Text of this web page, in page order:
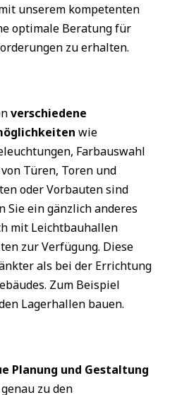
unserem kompetenten
optimale Beratung für
zu erhalten.
verschiedene
wie
Farbauswahl
Türen, Toren und
oder Vorbauten sind
Sie ein gänzlich anderes
mit Leichtbauhallen
zur Verfügung. Diese
als bei der Errichtung
Zum Beispiel
Lagerhallen bauen.
Planung und Gestaltung
zu den